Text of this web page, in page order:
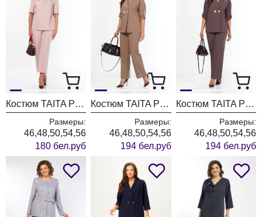
Костюм TAITA PLUS 2622/2 пудра
Размеры:
46,48,50,54,56
180 бел.руб
Костюм TAITA PLUS 2329/26 капучинно
Размеры:
46,48,50,54,56
194 бел.руб
Костюм TAITA PLUS 2329/27 какао
Размеры:
46,48,50,54,56
194 бел.руб